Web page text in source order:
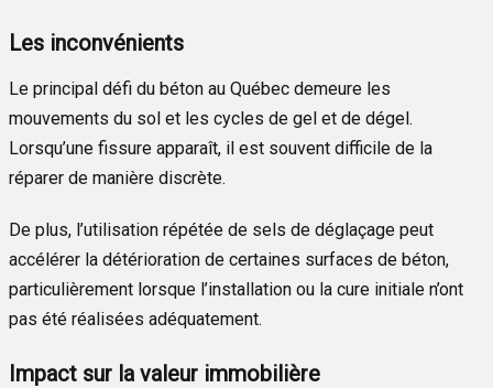
Les inconvénients
Le principal défi du béton au Québec demeure les
mouvements du sol et les cycles de gel et de dégel.
Lorsqu’une fissure apparaît, il est souvent difficile de la
réparer de manière discrète.
De plus, l’utilisation répétée de sels de déglaçage peut
accélérer la détérioration de certaines surfaces de béton,
particulièrement lorsque l’installation ou la cure initiale n’ont
pas été réalisées adéquatement.
Impact sur la valeur immobilière